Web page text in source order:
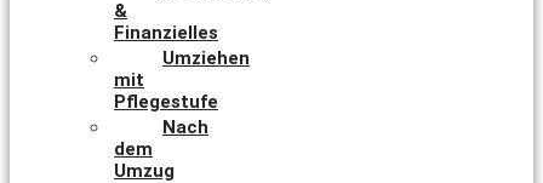
&
Finanzielles
Umziehen
mit
Pflegestufe
Nach
dem
Umzug